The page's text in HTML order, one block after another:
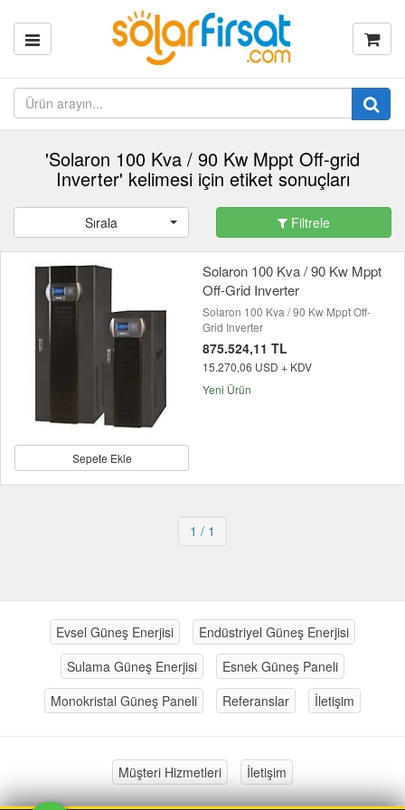
'Solaron 100 Kva / 90 Kw Mppt Off-grid
Inverter' kelimesi için etiket sonuçları
Sırala Filtrele
Sepete Ekle
Solaron 100 Kva / 90 Kw Mppt
Off-Grid Inverter
Solaron 100 Kva / 90 Kw Mppt Off-
Grid Inverter
875.524,11 TL
15.270,06 USD + KDV
Yeni Ürün
1 / 1
Evsel Güneş Enerjisi
Endüstriyel Güneş Enerjisi
Sulama Güneş Enerjisi
Esnek Güneş Paneli
Monokristal Güneş Paneli
Referanslar İletişim
Müşteri Hizmetleri İletişim